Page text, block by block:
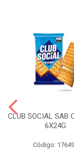
CLUB SOCIAL SAB
6X24G
Código: